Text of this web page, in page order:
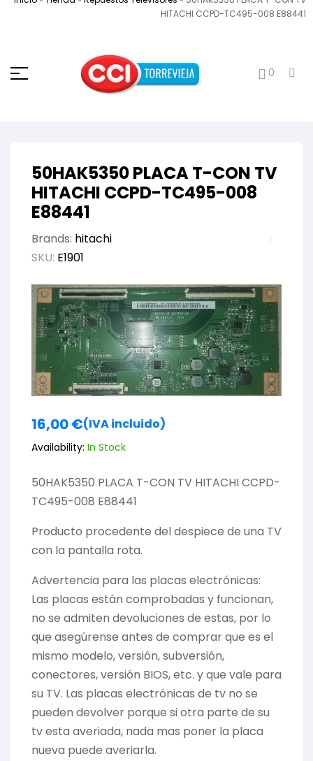
HITACHI CCPD-TC495-008 E88441
0
50HAK5350 PLACA T-CON TV
HITACHI CCPD-TC495-008
E88441
Brands: hitachi
SKU: E1901
16,00€(IVA incluido)
Availability: In Stock
50HAK5350 PLACA T-CON TV HITACHI CCPD-
TC495-008 E88441
Producto procedente del despiece de una TV
con la pantalla rota.
Advertencia para las placas electrónicas:
Las placas están comprobadas y funcionan,
no se admiten devoluciones de estas, por lo
que asegúrense antes de comprar que es el
mismo modelo, versión, subversión,
conectores, versión BIOS, etc. y que vale para
su TV. Las placas electrónicas de tv no se
pueden devolver porque si otra parte de su
tv esta averiada, nada mas poner la placa
nueva puede averiarla.